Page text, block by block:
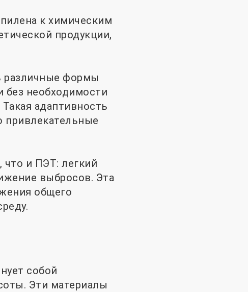
к химическим
продукции,
различные формы
без необходимости
адаптивность
привлекательные
и ПЭТ: легкий
выбросов. Эта
общего
собой
Эти материалы